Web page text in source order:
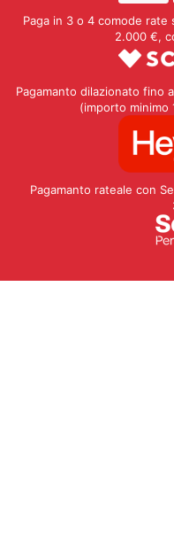
Paga in 3 o 4 comode
2.000 €,
Pagamanto dilazionato fino
(importo minimo
Pagamanto rateale con